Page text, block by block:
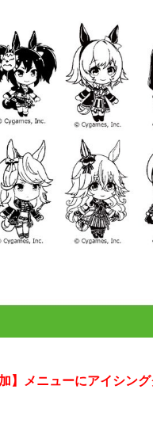
】メニューにアイシン